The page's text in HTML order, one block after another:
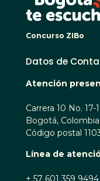
Concurso ZIBo
Datos de
Atención
Carrera 10 No. 17-
Bogotá, Colombia
Código postal
Línea de
+ 57 601 359 9494